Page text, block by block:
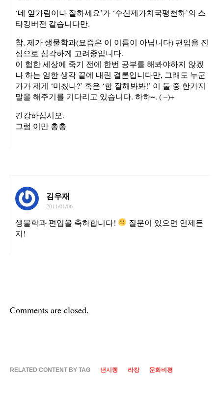
‘네 앞가림이나 잘하세요’가 ‘수신제가치국평천하’의 스
타킹버전 같습니다만.
참, 제가 생물학과(요즘은 이 이름이 아닙니다) 편입을 진
심으로 심각하게 고려중입니다.
이 험한 세상에 죽기 전에 한번 공부를 해봐야하지 않겠
나 하는 엄한 생각 끝에 내린 결론입니다만, 그래도 누군
가가 제게 ‘미칬나?’ 혹은 ‘함 잘해봐봐!’ 이 둘 중 한가지
말을 해주기를 기다리고 있습니다. 하하~. ( –)+
건강하십시오.
그럼 이만 총총
김우재
2011/01/06
생물학과 편입을 축하합니다!
질문이 있으면 언제든
지!
Comments are closed.
RELATED CONTENT BY TAG 낸시랭 라캉 문화비평